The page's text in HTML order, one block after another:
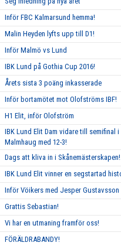
Inför FBC Kalmarsund hemma!
Malin Heyden lyfts upp till D1!
Inför Malmö vs Lund
IBK Lund på Gothia Cup 2016!
Årets sista 3 poäng inkasserade
Inför bortamötet mot Olofströms IBF!
H1 Elit, inför Olofström
IBK Lund Elit Dam vidare till semifinal
Malmhaug med 12-3!
Dags att kliva in i Skånemästerskapen!
IBK Lund Elit vinner en segstartad
Inför Vöikers med Jesper Gustavsson
Grattis Sebastian!
Vi har en utmaning framför oss!
FÖRÄLDRABANDY!